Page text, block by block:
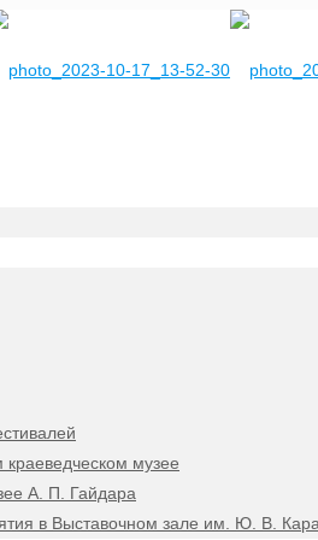
краеведческом музее
А. П. Гайдара
в Выставочном зале им. Ю. В.